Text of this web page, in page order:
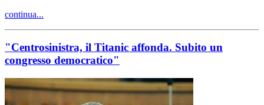
continua...
"Centrosinistra, il Titanic affonda. Subito un
congresso democratico"